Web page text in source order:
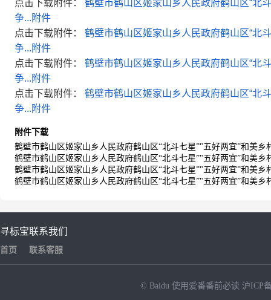
点击下载附件： 鹤壁市鹤山区姬家山乡人民政府鹤山区“北
争...附件
点击下载附件： 鹤壁市鹤山区姬家山乡人民政府鹤山区“北
争...附件
点击下载附件： 鹤壁市鹤山区姬家山乡人民政府鹤山区“北
争...附件
点击下载附件： 鹤壁市鹤山区姬家山乡人民政府鹤山区“北
争...附件
附件下载
鹤壁市鹤山区姬家山乡人民政府鹤山区“北斗七星”"五好两宜”和美
鹤壁市鹤山区姬家山乡人民政府鹤山区“北斗七星”"五好两宜”和美
鹤壁市鹤山区姬家山乡人民政府鹤山区“北斗七星”"五好两宜”和美
鹤壁市鹤山区姬家山乡人民政府鹤山区“北斗七星”"五好两宜”和美
寻标宝
首页
联系我们
联系客服
© Baidu 使用爱番番前必读 沪ICP